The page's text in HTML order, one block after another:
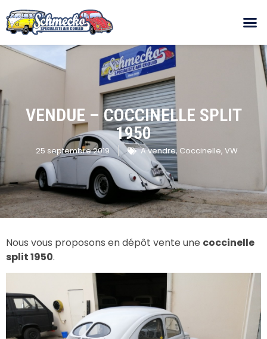
VENDUE – COCCINELLE SPLIT
1950
25 septembre 2019 A vendre, Coccinelle, VW
Nous vous proposons en dépôt vente une coccinelle
split 1950.